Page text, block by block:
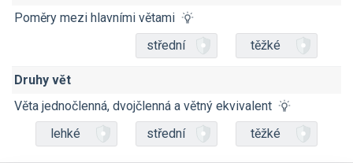
Poměry mezi hlavními větami
střední
těžké
Druhy vět
Věta jednočlenná, dvojčlenná a větný ekvivalent
lehké
střední těžké